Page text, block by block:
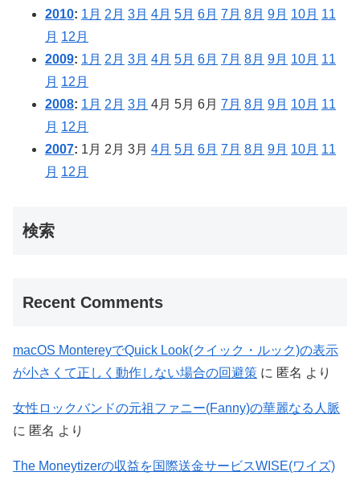
2010: 1月 2月 3月 4月 5月 6月 7月 8月 9月 10月 11
月 12月
2009: 1月 2月 3月 4月 5月 6月 7月 8月 9月 10月 11
月 12月
2008: 1月 2月 3月 4月 5月 6月 7月 8月 9月 10月 11
月 12月
2007: 1月 2月 3月 4月 5月 6月 7月 8月 9月 10月 11
月 12月
検索
Recent Comments
macOS MontereyでQuick Look(クイック・ルック)の表示
が小さくて正しく動作しない場合の回避策 に 匿名 より
女性ロックバンドの元祖ファニー(Fanny)の華麗なる人脈
に 匿名 より
The Moneytizerの収益を国際送金サービスWISE(ワイズ)